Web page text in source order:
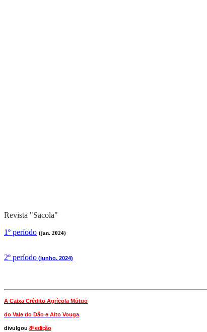
Revista "Sacola"
1º período (jan. 2024)
2º período (junho. 2024)
A Caixa Crédito Agrícola Mútuo
do Vale do Dão e Alto Vouga
divulgou 8ª edição